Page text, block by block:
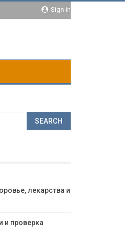
Sign in
лекарства и
и проверка